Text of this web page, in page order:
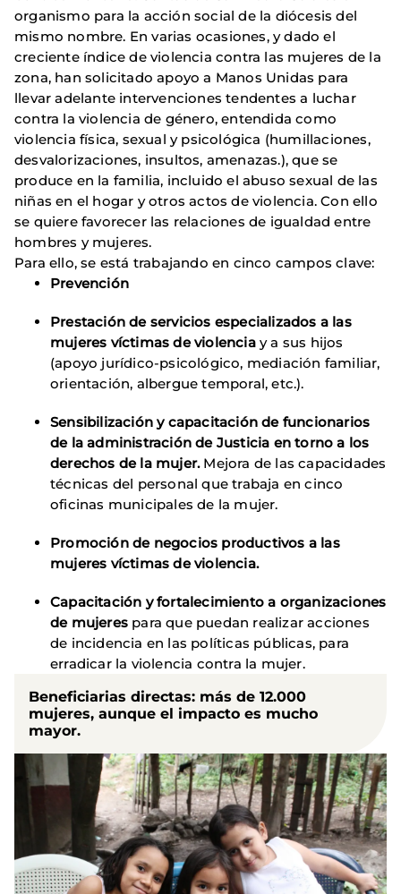
organismo para la acción social de la diócesis del
mismo nombre. En varias ocasiones, y dado el
creciente índice de violencia contra las mujeres de la
zona, han solicitado apoyo a Manos Unidas para
llevar adelante intervenciones tendentes a luchar
contra la violencia de género, entendida como
violencia física, sexual y psicológica (humillaciones,
desvalorizaciones, insultos, amenazas.), que se
produce en la familia, incluido el abuso sexual de las
niñas en el hogar y otros actos de violencia. Con ello
se quiere favorecer las relaciones de igualdad entre
hombres y mujeres.
Para ello, se está trabajando en cinco campos clave:
Prevención
Prestación de servicios especializados a las
mujeres víctimas de violenciay a sus hijos
(apoyo jurídico-psicológico, mediación familiar,
orientación, albergue temporal, etc.).
Sensibilización y capacitación de funcionarios
de la administración de Justicia en torno a los
derechos de la mujer.Mejora de las capacidades
técnicas del personal que trabaja en cinco
oficinas municipales de la mujer.
Promoción de negocios productivos a las
mujeres víctimas de violencia.
Capacitación y fortalecimiento a organizaciones
de mujeres para que puedan realizar acciones
de incidencia en las políticas públicas, para
erradicar la violencia contra la mujer.
Beneficiarias directas: más de 12.000
mujeres, aunque el impacto es mucho
mayor.